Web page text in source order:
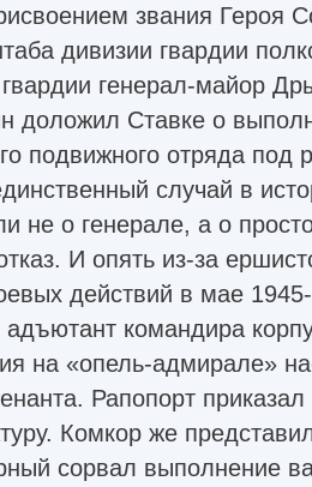
звания Героя
дивизии гвардии
генерал-майор
доложил Ставке о
подвижного отряда под
случай в
не о генерале, а о
И опять из-за
действий в мае
командира
на «опель-адмирале»
Рапопорт
Комкор же
сорвал выполнение